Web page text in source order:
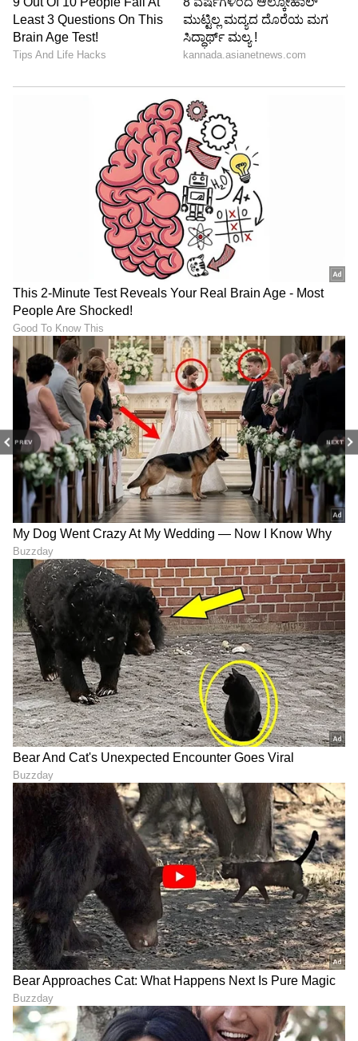
PREV NEXT
ಮೂಲಕ ಪರಿಚಯವಾಗುವ ವ್ಯಕ್ತಿಗಳ ಜೊತೆ ಯಾವುದೇ
ಮಾಹಿತಿ ಹಂಚಿಕೊಳ್ಳದಂತೆ ಕಠಿಣ ಸೂಚನೆ ನೀಡಲಾಗಿದೆ.
6
6
Image Credit : X
ACU ನಿಗಾ, ಆಟಗಾರಿಗೆ ಸೂಚನೆ
ಬಿಸಿಸಿಐ ಆ್ಯಂಟಿ ಕರಪ್ಶನ್ ಯೂನಿಟ್ ಈ ಕುರಿತು ತೀವ್ರ
ನಿಗಾಇಟ್ಟಿದೆ. ಸಾರ್ವಜನಿಕರ ಜೊತೆ, ಖಾಸಗಿ ವ್ಯಕ್ತಿಗಳ ಜೊತೆ
ಹೇಗೆ ವರ್ತಿಸಬೇಕು ಅನ್ನೋ ಕುರಿತು ಸೂಚನೆ ನೀಡಲಾಗಿದೆ.
ಲೀಗ್ ಮೇಲೆ ದೇಶದ ಪ್ರತಿಷ್ಠೆ ಅಡಗಿದೆ. ಅಭಿಮಾನಿಗಳು
ಸೇರಿದಂತೆ ವಿಶ್ವದೆಲ್ಲೆಡೆ ಭಾರಿ ನಂಬಿಕೆ ಇದೆ. ಯುವ ಕ್ರಿಕೆಟಿಗರ
ಬದುಕು ರೂಪಿಸುವ ಲೀಗ್ ಆಗಿದೆ. ಹೀಗಾಗಿ ಯಾವುದೇ
ರೀತಿಯ ಲೋಪಕ್ಕೆ ಅವಕಾಶವಿಲ್ಲ ಎಂದಿದೆ.
LATEST VIDEOS
ಕ್ರಿಕೆಟ್ ಮತ್ತು ಕ್ರೀಡಾ ಜಗತ್ತಿನ (Sports News in
Kannada) ಕ್ಷಣಕ್ಷಣದ ಕನ್ನಡ ಸುದ್ದಿ ಅಪ್ಡೇಟ್‌ಗಳಿಗಾಗಿ
ಏಷ್ಯಾನೆಟ್ ಸುವರ್ಣ ನ್ಯೂಸ್‌ ಫಾಲೋ ಮಾಡಿ.IPL
Liveಸೇರಿದಂತೆ ಟೀಂ ಇಂಡಿಯಾದ ಬ್ರೇಕಿಂಗ್ ಸುದ್ದಿ
(Cricket News in Kannada), ವಿಶೇಷ ವರದಿಗಳು